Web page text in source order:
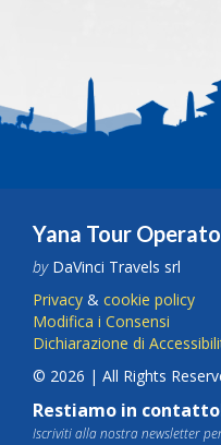
Yana Tour
byDaVinci Travels srl
Privacy & cookie policy
Modifica i Consensi
Dichiarazione di
© 2026 | All Rights
Restiamo in
Iscriviti alla nostra newsletter